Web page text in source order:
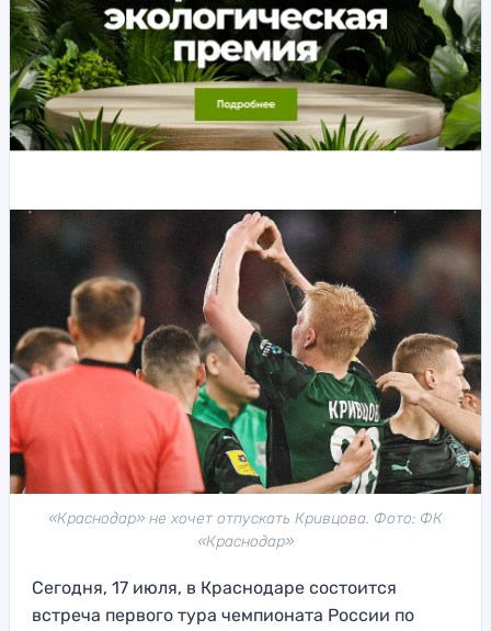
«Краснодар» не хочет отпускать Кривцова. Фото: ФК
«Краснодар»
Сегодня, 17 июля, в Краснодаре состоится
встреча первого тура чемпионата России по